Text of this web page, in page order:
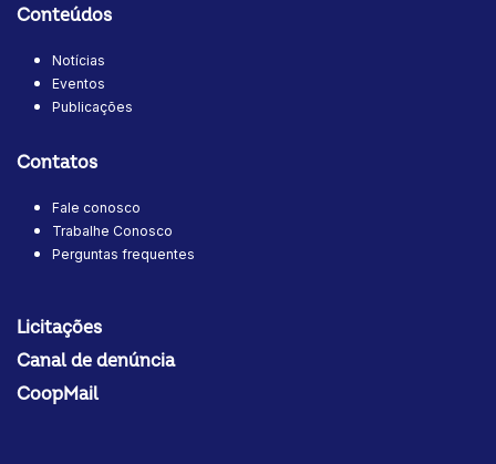
Conteúdos
Notícias
Eventos
Publicações
Contatos
Fale conosco
Trabalhe Conosco
Perguntas frequentes
Licitações
Canal de denúncia
CoopMail